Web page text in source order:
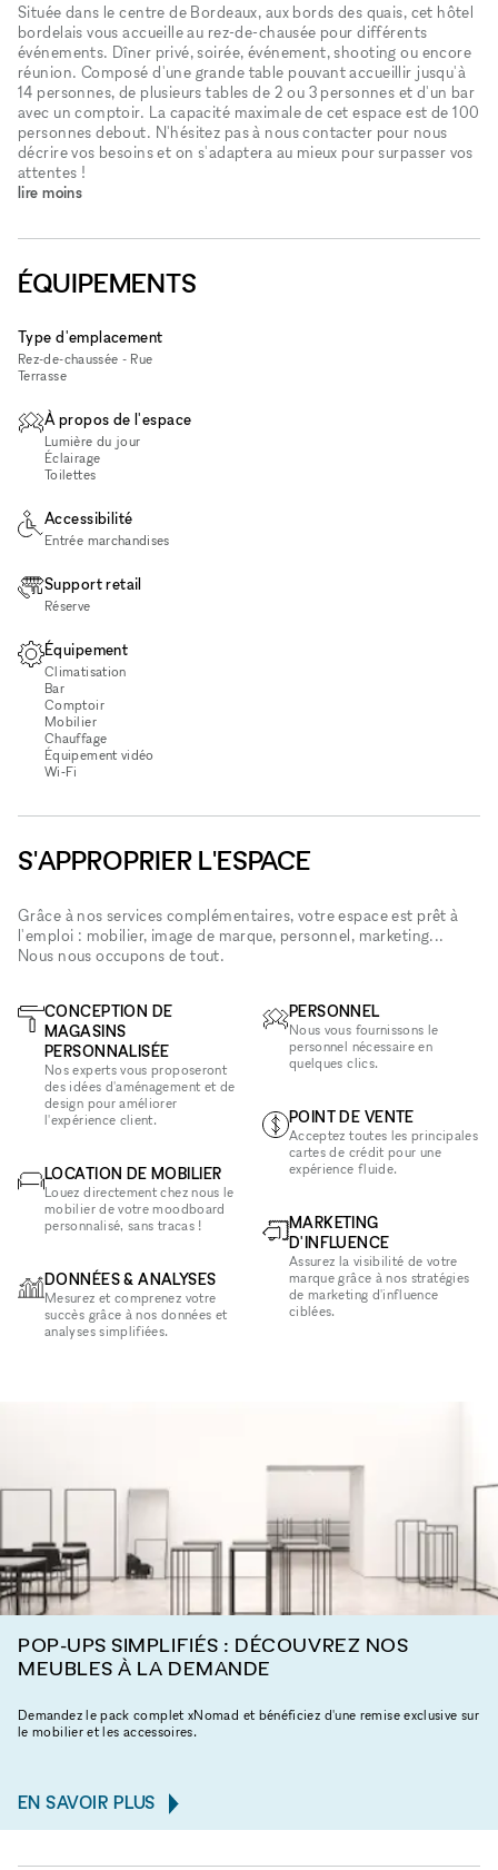
Située dans le centre de Bordeaux, aux bords des quais, cet hôtel
bordelais vous accueille au rez-de-chausée pour différents
événements. Dîner privé, soirée, événement, shooting ou encore
réunion. Composé d'une grande table pouvant accueillir jusqu'à
14 personnes, de plusieurs tables de 2 ou 3 personnes et d'un bar
avec un comptoir. La capacité maximale de cet espace est de 100
personnes debout. N'hésitez pas à nous contacter pour nous
décrire vos besoins et on s'adaptera au mieux pour surpasser vos
attentes !
lire moins
ÉQUIPEMENTS
Type d'emplacement
Rez-de-chaussée - Rue
Terrasse
À propos de l'espace
Lumière du jour
Éclairage
Toilettes
Accessibilité
Entrée marchandises
Support retail
Réserve
Équipement
Climatisation
Bar
Comptoir
Mobilier
Chauffage
Équipement vidéo
Wi‑Fi
S'APPROPRIER L'ESPACE
Grâce à nos services complémentaires, votre espace est prêt à
l'emploi : mobilier, image de marque, personnel, marketing...
Nous nous occupons de tout.
CONCEPTION DE
MAGASINS
PERSONNALISÉE
Nos experts vous proposeront
des idées d'aménagement et de
design pour améliorer
l'expérience client.
LOCATION DE MOBILIER
Louez directement chez nous le
mobilier de votre moodboard
personnalisé, sans tracas !
DONNÉES & ANALYSES
Mesurez et comprenez votre
succès grâce à nos données et
analyses simplifiées.
PERSONNEL
Nous vous fournissons le
personnel nécessaire en
quelques clics.
POINT DE VENTE
Acceptez toutes les principales
cartes de crédit pour une
expérience fluide.
MARKETING
D'INFLUENCE
Assurez la visibilité de votre
marque grâce à nos stratégies
de marketing d'influence
ciblées.
POP-UPS SIMPLIFIÉS : DÉCOUVREZ NOS
MEUBLES À LA DEMANDE
Demandez le pack complet xNomad et bénéficiez d'une remise exclusive sur
le mobilier et les accessoires.
EN SAVOIR PLUS